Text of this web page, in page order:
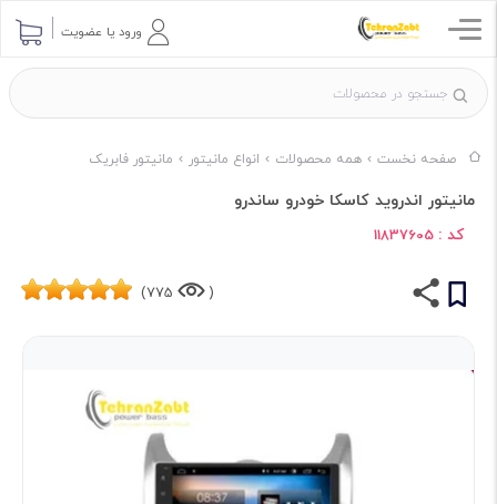
ورود یا عضویت
صفحه نخست همه محصولات انواع مانیتور مانیتور فابریک
مانیتور اندروید کاسکا خودرو ساندرو
کد : 11837605
(
775)